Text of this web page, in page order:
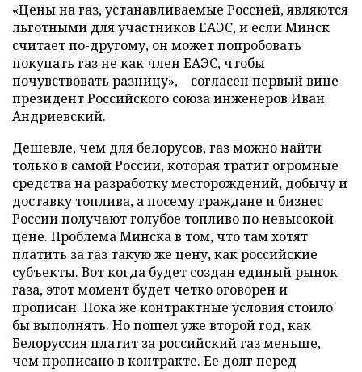
«Цены на газ, устанавливаемые Россией, являются
льготными для участников ЕАЭС, и если Минск
считает по-другому, он может попробовать
покупать газ не как член ЕАЭС, чтобы
почувствовать разницу», – согласен первый вице-
президент Российского союза инженеров Иван
Андриевский.
Дешевле, чем для белорусов, газ можно найти
только в самой России, которая тратит огромные
средства на разработку месторождений, добычу и
доставку топлива, а посему граждане и бизнес
России получают голубое топливо по невысокой
цене. Проблема Минска в том, что там хотят
платить за газ такую же цену, как российские
субъекты. Вот когда будет создан единый рынок
газа, этот момент будет четко оговорен и
прописан. Пока же контрактные условия стоило
бы выполнять. Но пошел уже второй год, как
Белоруссия платит за российский газ меньше,
чем прописано в контракте. Ее долг перед